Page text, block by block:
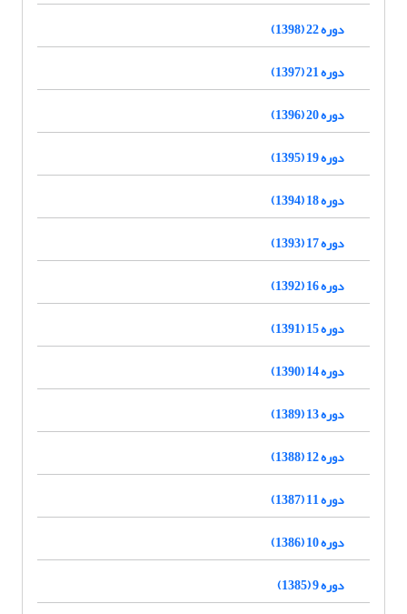
دوره 22 (1398)
دوره 21 (1397)
دوره 20 (1396)
دوره 19 (1395)
دوره 18 (1394)
دوره 17 (1393)
دوره 16 (1392)
دوره 15 (1391)
دوره 14 (1390)
دوره 13 (1389)
دوره 12 (1388)
دوره 11 (1387)
دوره 10 (1386)
دوره 9 (1385)